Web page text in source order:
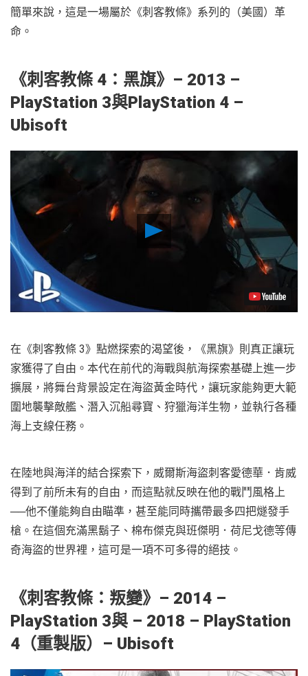
簡單來說，這是一場屬於《刺客教條》系列的（美國）革
命。
《刺客教條 4：黑旗》– 2013 –
PlayStation 3與PlayStation 4 –
Ubisoft
Play
Video
在《刺客教條 3》點燃探索的渴望後，《黑旗》則真正讓玩
家獲得了自由。本代在前代的海戰與航海探索基礎上進一步
擴展，將舞台背景設定在海盜黃金時代，讓玩家能夠更大範
圍地襲擊敵艦、潛入沉船尋寶、狩獵海洋生物，並執行各種
海上支線任務。
在陸地與海洋的結合探索下，威爾斯海盜刺客愛德華．肯威
得到了前所未有的自由，而這點就反映在他的戰鬥風格上
──他不僅能夠自由瞄準，甚至能同時攜帶最多四把燧發手
槍。在這個充滿黑鬍子、棉布傑克與班傑明．荷尼戈德等傳
奇海盜的世界裡，這可是一項不可多得的絕技。
《刺客教條：叛變》– 2014 –
PlayStation 3與 – 2018 – PlayStation
4（重製版）– Ubisoft